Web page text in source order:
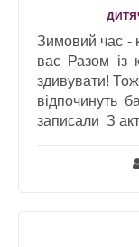
Зимовий час -
вас Разом із
здивувати!
відпочинуть
записали З